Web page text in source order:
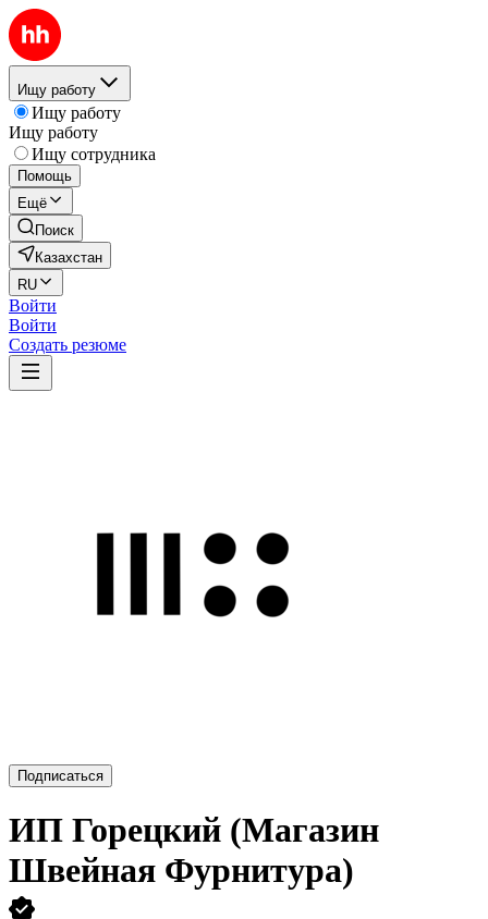
Ищу работу
Ищу работу
Ищу работу
Ищу сотрудника
Помощь
Ещё
Поиск
Казахстан
RU
Войти
Войти
Создать резюме
Подписаться
ИП Горецкий (Магазин
Швейная Фурнитура)